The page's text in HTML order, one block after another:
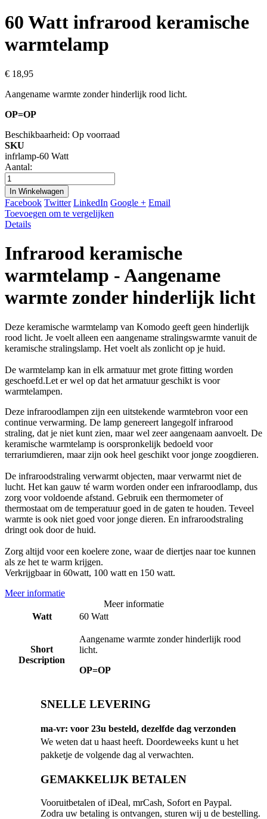
60 Watt infrarood keramische
warmtelamp
€ 18,95
Aangename warmte zonder hinderlijk rood licht.
OP=OP
Beschikbaarheid: Op voorraad
SKU
infrlamp-60 Watt
Aantal:
In Winkelwagen
Facebook Twitter LinkedIn Google + Email
Toevoegen om te vergelijken
Details
Infrarood keramische
warmtelamp - Aangename
warmte zonder hinderlijk licht
Deze keramische warmtelamp van Komodo geeft geen hinderlijk
rood licht. Je voelt alleen een aangename stralingswarmte vanuit de
keramische stralingslamp. Het voelt als zonlicht op je huid.
De warmtelamp kan in elk armatuur met grote fitting worden
geschoefd.Let er wel op dat het armatuur geschikt is voor
warmtelampen.
Deze infraroodlampen zijn een uitstekende warmtebron voor een
continue verwarming. De lamp genereert langegolf infrarood
straling, dat je niet kunt zien, maar wel zeer aangenaam aanvoelt. De
keramische warmtelamp is oorspronkelijk bedoeld voor
terrariumdieren, maar zijn ook heel geschikt voor jonge zoogdieren.
De infraroodstraling verwarmt objecten, maar verwarmt niet de
lucht. Het kan gauw té warm worden onder een infraroodlamp, dus
zorg voor voldoende afstand. Gebruik een thermometer of
thermostaat om de temperatuur goed in de gaten te houden. Teveel
warmte is ook niet goed voor jonge dieren. En infraroodstraling
dringt ook door de huid.
Zorg altijd voor een koelere zone, waar de diertjes naar toe kunnen
als ze het te warm krijgen.
Verkrijgbaar in 60watt, 100 watt en 150 watt.
Meer informatie
Meer informatie
Watt
60 Watt
Short
Description
Aangename warmte zonder hinderlijk rood
licht.
OP=OP
SNELLE LEVERING
ma-vr: voor 23u besteld, dezelfde dag verzonden
We weten dat u haast heeft. Doordeweeks kunt u het
pakketje de volgende dag al verwachten.
GEMAKKELIJK BETALEN
Vooruitbetalen of iDeal, mrCash, Sofort en Paypal.
Zodra uw betaling is ontvangen, sturen wij u de bestelling.